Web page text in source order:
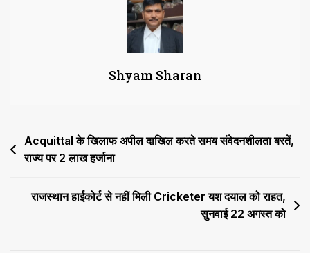
से
65
लाख
मतदाता
क्यों
Shyam Sharan
Post
navigation
Acquittal के खिलाफ अपील दाखिल करते समय संवेदनशीलता बरतें,
राज्य पर 2 लाख हर्जाना
राजस्थान हाईकोर्ट से नहीं मिली Cricketer यश दयाल को राहत,
सुनवाई 22 अगस्त को